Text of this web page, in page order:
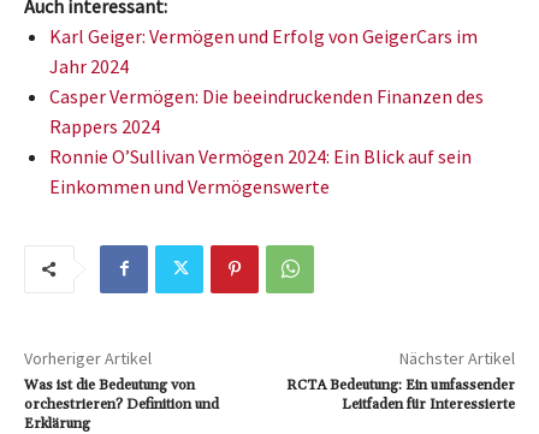
Auch interessant:
Karl Geiger: Vermögen und Erfolg von GeigerCars im
Jahr 2024
Casper Vermögen: Die beeindruckenden Finanzen des
Rappers 2024
Ronnie O’Sullivan Vermögen 2024: Ein Blick auf sein
Einkommen und Vermögenswerte
Vorheriger Artikel
Was ist die Bedeutung von
orchestrieren? Definition und
Erklärung
Nächster Artikel
RCTA Bedeutung: Ein umfassender
Leitfaden für Interessierte